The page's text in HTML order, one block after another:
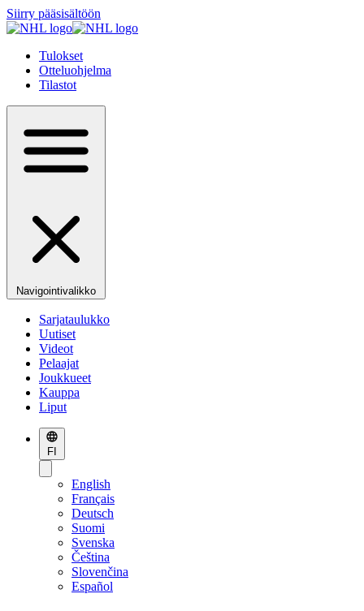
Siirry pääsisältöön
Tulokset
Otteluohjelma
Tilastot
Navigointivalikko
Sarjataulukko
Uutiset
Videot
Pelaajat
Joukkueet
Kauppa
Liput
FI
English
Français
Deutsch
Suomi
Svenska
Čeština
Slovenčina
Español